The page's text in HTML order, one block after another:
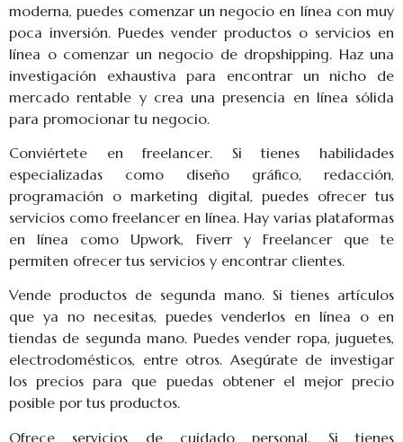
moderna, puedes comenzar un negocio en línea con muy
poca inversión. Puedes vender productos o servicios en
línea o comenzar un negocio de dropshipping. Haz una
investigación exhaustiva para encontrar un nicho de
mercado rentable y crea una presencia en línea sólida
para promocionar tu negocio.
Conviértete en freelancer. Si tienes habilidades
especializadas como diseño gráfico, redacción,
programación o marketing digital, puedes ofrecer tus
servicios como freelancer en línea. Hay varias plataformas
en línea como Upwork, Fiverr y Freelancer que te
permiten ofrecer tus servicios y encontrar clientes.
Vende productos de segunda mano. Si tienes artículos
que ya no necesitas, puedes venderlos en línea o en
tiendas de segunda mano. Puedes vender ropa, juguetes,
electrodomésticos, entre otros. Asegúrate de investigar
los precios para que puedas obtener el mejor precio
posible por tus productos.
Ofrece servicios de cuidado personal. Si tienes